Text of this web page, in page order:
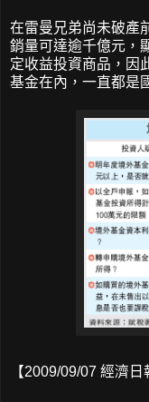
在雷曼兄弟尚未破產
銷量可達逾千億元，
定收益投資商品，因
基金在內，一直都是
【2009/09/07 經濟日